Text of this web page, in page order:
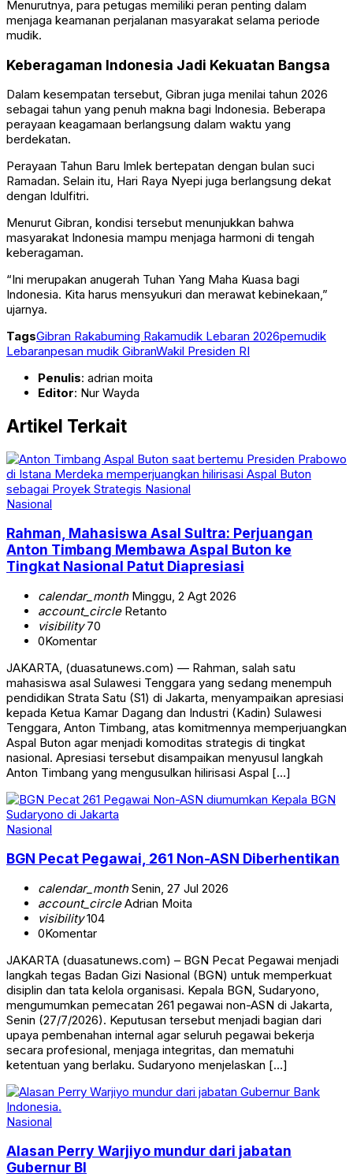
Menurutnya, para petugas memiliki peran penting dalam
menjaga keamanan perjalanan masyarakat selama periode
mudik.
Keberagaman Indonesia Jadi Kekuatan Bangsa
Dalam kesempatan tersebut, Gibran juga menilai tahun 2026
sebagai tahun yang penuh makna bagi Indonesia. Beberapa
perayaan keagamaan berlangsung dalam waktu yang
berdekatan.
Perayaan Tahun Baru Imlek bertepatan dengan bulan suci
Ramadan. Selain itu, Hari Raya Nyepi juga berlangsung dekat
dengan Idulfitri.
Menurut Gibran, kondisi tersebut menunjukkan bahwa
masyarakat Indonesia mampu menjaga harmoni di tengah
keberagaman.
“Ini merupakan anugerah Tuhan Yang Maha Kuasa bagi
Indonesia. Kita harus mensyukuri dan merawat kebinekaan,”
ujarnya.
TagsGibran Rakabuming Rakamudik Lebaran 2026pemudik
Lebaranpesan mudik GibranWakil Presiden RI
Penulis: adrian moita
Editor: Nur Wayda
Artikel Terkait
Nasional
Rahman, Mahasiswa Asal Sultra: Perjuangan
Anton Timbang Membawa Aspal Buton ke
Tingkat Nasional Patut Diapresiasi
calendar_monthMinggu, 2 Agt 2026
account_circleRetanto
visibility70
0Komentar
JAKARTA, (duasatunews.com) — Rahman, salah satu
mahasiswa asal Sulawesi Tenggara yang sedang menempuh
pendidikan Strata Satu (S1) di Jakarta, menyampaikan apresiasi
kepada Ketua Kamar Dagang dan Industri (Kadin) Sulawesi
Tenggara, Anton Timbang, atas komitmennya memperjuangkan
Aspal Buton agar menjadi komoditas strategis di tingkat
nasional. Apresiasi tersebut disampaikan menyusul langkah
Anton Timbang yang mengusulkan hilirisasi Aspal […]
Nasional
BGN Pecat Pegawai, 261 Non-ASN Diberhentikan
calendar_monthSenin, 27 Jul 2026
account_circleAdrian Moita
visibility104
0Komentar
JAKARTA (duasatunews.com) – BGN Pecat Pegawai menjadi
langkah tegas Badan Gizi Nasional (BGN) untuk memperkuat
disiplin dan tata kelola organisasi. Kepala BGN, Sudaryono,
mengumumkan pemecatan 261 pegawai non-ASN di Jakarta,
Senin (27/7/2026). Keputusan tersebut menjadi bagian dari
upaya pembenahan internal agar seluruh pegawai bekerja
secara profesional, menjaga integritas, dan mematuhi
ketentuan yang berlaku. Sudaryono menjelaskan […]
Nasional
Alasan Perry Warjiyo mundur dari jabatan
Gubernur BI